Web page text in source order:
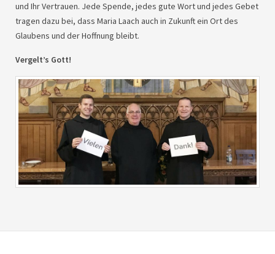
und Ihr Vertrauen. Jede Spende, jedes gute Wort und jedes Gebet
tragen dazu bei, dass Maria Laach auch in Zukunft ein Ort des
Glaubens und der Hoffnung bleibt.
Vergelt’s Gott!